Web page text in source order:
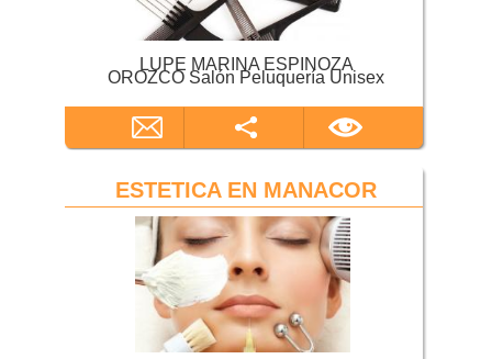
LUPE MARINA ESPINOZA
OROZCO Salón Peluquería Unisex
ESTETICA EN MANACOR